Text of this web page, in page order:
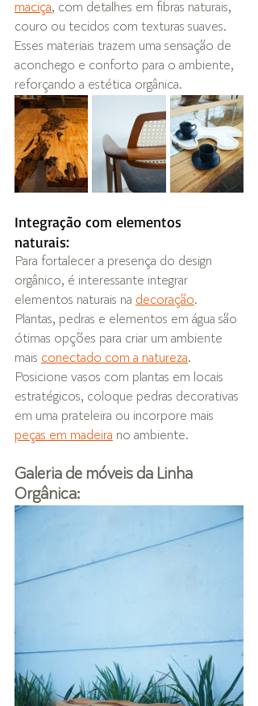
maciça, com detalhes em fibras naturais,
couro ou tecidos com texturas suaves.
Esses materiais trazem uma sensação de
aconchego e conforto para o ambiente,
reforçando a estética orgânica.
Integração com elementos
naturais:
Para fortalecer a presença do design
orgânico, é interessante integrar
elementos naturais na decoração.
Plantas, pedras e elementos em água são
ótimas opções para criar um ambiente
mais conectado com a natureza.
Posicione vasos com plantas em locais
estratégicos, coloque pedras decorativas
em uma prateleira ou incorpore mais
peças em madeira no ambiente.
Galeria de móveis da Linha
Orgânica: